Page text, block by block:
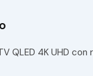
QLED 4K UHD